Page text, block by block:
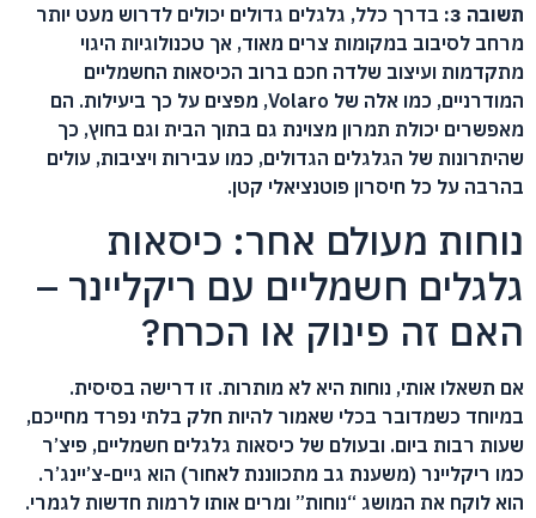
תשובה 3:
בדרך כלל, גלגלים גדולים יכולים לדרוש מעט יותר
מרחב לסיבוב במקומות צרים מאוד, אך טכנולוגיות היגוי
מתקדמות ועיצוב שלדה חכם ברוב הכיסאות החשמליים
המודרניים, כמו אלה של Volaro, מפצים על כך ביעילות. הם
מאפשרים יכולת תמרון מצוינת גם בתוך הבית וגם בחוץ, כך
שהיתרונות של הגלגלים הגדולים, כמו עבירות ויציבות, עולים
בהרבה על כל חיסרון פוטנציאלי קטן.
נוחות מעולם אחר: כיסאות
גלגלים חשמליים עם ריקליינר –
האם זה פינוק או הכרח?
אם תשאלו אותי, נוחות היא לא מותרות. זו דרישה בסיסית.
במיוחד כשמדובר בכלי שאמור להיות חלק בלתי נפרד מחייכם,
שעות רבות ביום. ובעולם של כיסאות גלגלים חשמליים, פיצ’ר
כמו ריקליינר (משענת גב מתכווננת לאחור) הוא גיים-צ’יינג’ר.
הוא לוקח את המושג “נוחות” ומרים אותו לרמות חדשות לגמרי.